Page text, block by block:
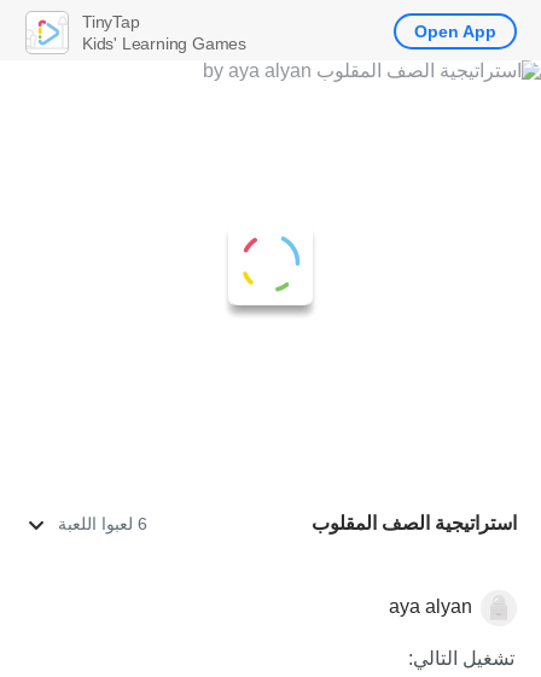
استراتيجية الصف المقلوب 6 لعبوا اللعبة
المهارات الاجتماعية
aya alyan
تشغيل التالي:
TinyTap
Kids' Learning Games
Open App